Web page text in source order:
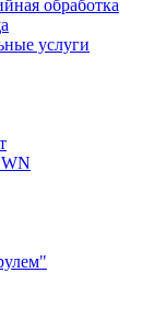
обработка
услуги